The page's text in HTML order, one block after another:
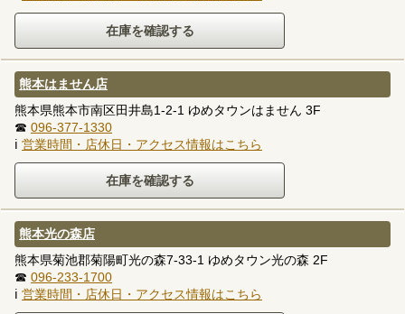
熊本はません店
熊本県熊本市南区田井島1-2-1 ゆめタウンはません 3F
☎ 096-377-1330
ℹ 営業時間・店休日・アクセス情報はこちら
熊本光の森店
熊本県菊池郡菊陽町光の森7-33-1 ゆめタウン光の森 2F
☎ 096-233-1700
ℹ 営業時間・店休日・アクセス情報はこちら